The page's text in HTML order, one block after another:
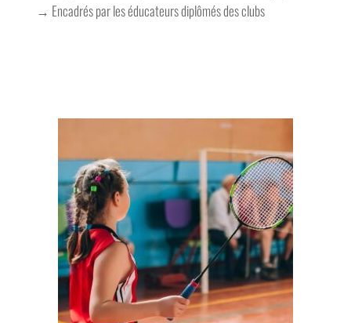
→ Encadrés par les éducateurs diplômés des clubs